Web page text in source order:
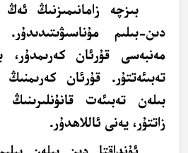
بىزچە زامانىمىزنىڭ
دىن-بىلىم
مەنبەسى قۇرئان كەرىمدۇر،
تەبىئەتتۇر. قۇرئان
بىلەن تەبىئەت
زاتتۇر، يەنى ئاللاھدۇر.